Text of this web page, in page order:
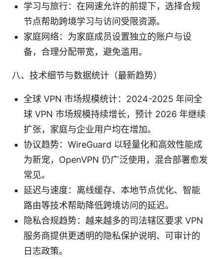
学习与旅行：在网速允许的前提下，选择合规
节点帮助跨境学习与访问受限资源。
家庭网络：为家庭成员设置独立的账户与设
备，合理分配带宽，避免滥用。
八、技术细节与数据统计（最新趋势）
全球 VPN 市场规模统计：2024-2025 年间全
球 VPN 市场规模持续增长，预计 2026 年继续
扩张，家庭与企业用户均在增加。
协议趋势：WireGuard 以轻量化和高效性能成
为新宠，OpenVPN 仍广泛使用，混合部署愈发
常见。
延迟与速度：离线缓存、本地节点优化、智能
路由等技术帮助降低跨境访问的延迟。
隐私合规趋势：越来越多的司法辖区要求 VPN
服务商提供更透明的隐私保护说明、可审计的
日志政策。